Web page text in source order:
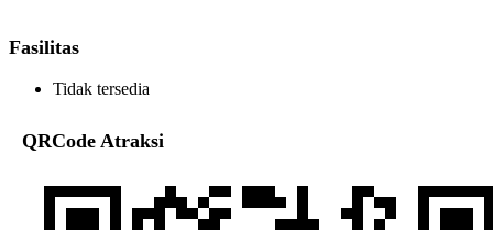
Fasilitas
Tidak tersedia
QRCode Atraksi